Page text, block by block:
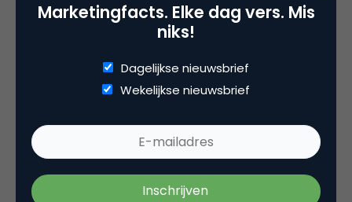
wachten en wachten en dan zie je een logo
bewegen! De techniek staat voor nix!
Zo had je bijvoorbeeld op de introductie van
Flash kunnen reageren.
Waarom nou weer meteen afbranden?
Waarom zie je niet dat je bijvoorbeeld dat
printje (wat waarschijnlijk uit een printer komt
Marketingfacts. Elke dag vers. Mis
niks!
Dagelijkse nieuwsbrief
Wekelijkse nieuwsbrief